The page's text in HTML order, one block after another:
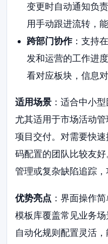
变更时自动通知负
用手动跟进流转，
跨部门协作：支持
发和运营的工作进
看对应板块，信息对
适用场景 ：适合中小
尤其适用于市场活动
项目交付。对需要快
码配置的团队比较友
管理或复杂缺陷追踪，
优势亮点 ：界面操作
模板库覆盖常见业务场
自动化规则配置灵活